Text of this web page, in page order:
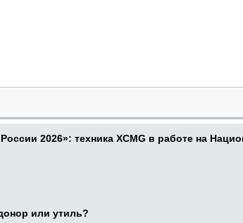
2026»: техника XCMG в работе на
или утиль?